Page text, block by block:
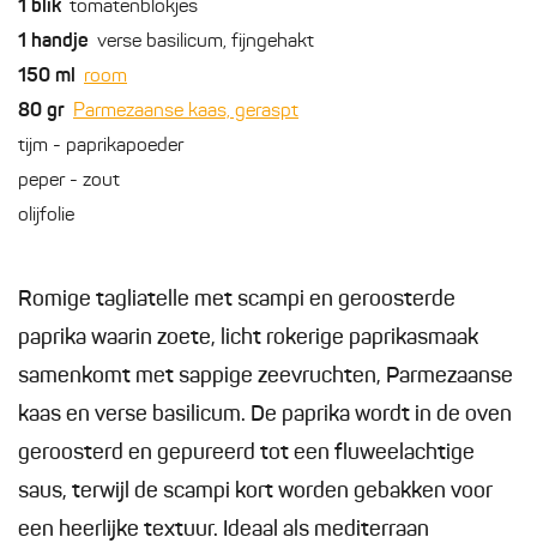
1 blik tomatenblokjes
1 handje verse basilicum, fijngehakt
150 ml room
80 gr Parmezaanse kaas, geraspt
tijm - paprikapoeder
peper - zout
olijfolie
Romige tagliatelle met scampi en geroosterde
paprika waarin zoete, licht rokerige paprikasmaak
samenkomt met sappige zeevruchten, Parmezaanse
kaas en verse basilicum. De paprika wordt in de oven
geroosterd en gepureerd tot een fluweelachtige
saus, terwijl de scampi kort worden gebakken voor
een heerlijke textuur. Ideaal als mediterraan